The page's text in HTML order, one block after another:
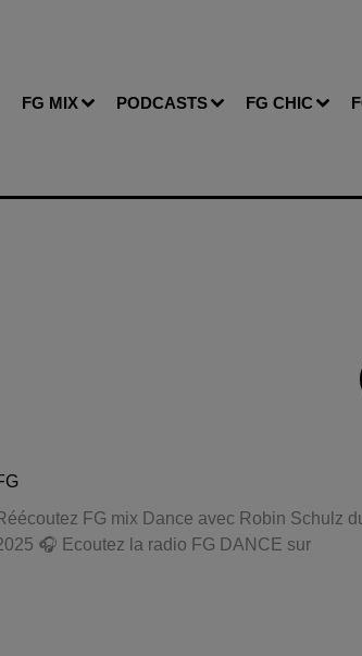
FG MIX PODCASTS FG CHIC
FG mix Dance avec Robin Schulz
🎧 Ecoutez la radio FG DANCE sur